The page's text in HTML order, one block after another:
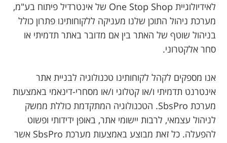
נגישות
אתרים
בלוג
אודותינו
צור
קשר
לאידיולוגיית One Stop Shop של אינטרדיל פיתוח בע"מ,
מערכת ניהול התוכן שלנו מעניקה ללקוחותינו פתרון כולל
בניהול שוטף של האתר בין אם מדובר באתר תדמיתי או
סחר אלקטרוני.
אנו מספקים לקהל לקוחותינו טכנולוגיה לבניית אתר
אינטרנט תדמיתי ו/או קטלוגי ו/או מסחרי-דינאמי באמצעות
מערכת SbsPro. הטכנולוגיה המתקדמת כוללת ממשק
לניהול עצמאי, לרבות יישומי אתר, באופן ידידותי ופשוט
להפעלה. כל זאת מבוצע באמצעות מערכת SbsPro אשר